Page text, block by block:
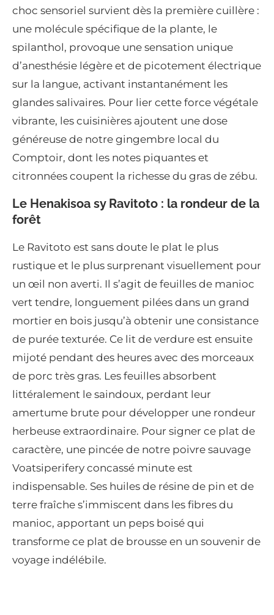
choc sensoriel survient dès la première cuillère :
une molécule spécifique de la plante, le
spilanthol, provoque une sensation unique
d’anesthésie légère et de picotement électrique
sur la langue, activant instantanément les
glandes salivaires. Pour lier cette force végétale
vibrante, les cuisinières ajoutent une dose
généreuse de notre gingembre local du
Comptoir, dont les notes piquantes et
citronnées coupent la richesse du gras de zébu.
Le Henakisoa sy Ravitoto : la rondeur de la
forêt
Le Ravitoto est sans doute le plat le plus
rustique et le plus surprenant visuellement pour
un œil non averti. Il s’agit de feuilles de manioc
vert tendre, longuement pilées dans un grand
mortier en bois jusqu’à obtenir une consistance
de purée texturée. Ce lit de verdure est ensuite
mijoté pendant des heures avec des morceaux
de porc très gras. Les feuilles absorbent
littéralement le saindoux, perdant leur
amertume brute pour développer une rondeur
herbeuse extraordinaire. Pour signer ce plat de
caractère, une pincée de notre poivre sauvage
Voatsiperifery concassé minute est
indispensable. Ses huiles de résine de pin et de
terre fraîche s’immiscent dans les fibres du
manioc, apportant un peps boisé qui
transforme ce plat de brousse en un souvenir de
voyage indélébile.